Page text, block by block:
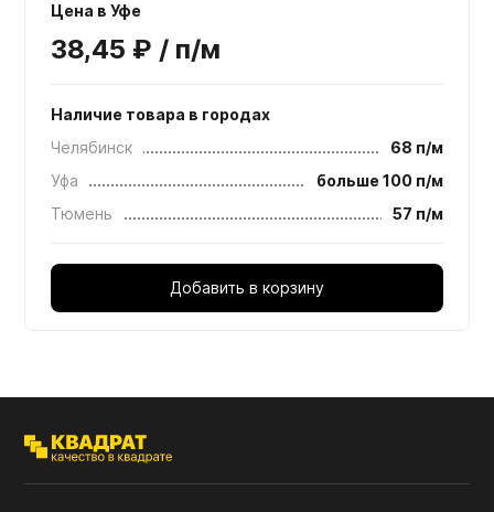
Цена в Уфе
38,45 ₽ / п/м
Наличие товара в городах
Челябинск
68 п/м
Уфа
больше 100 п/м
Тюмень
57 п/м
Добавить в корзину